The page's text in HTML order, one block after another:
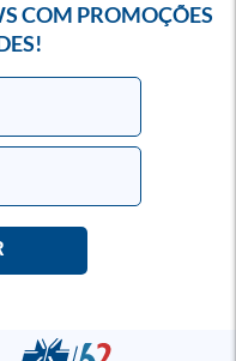
COM PROMOÇÕES